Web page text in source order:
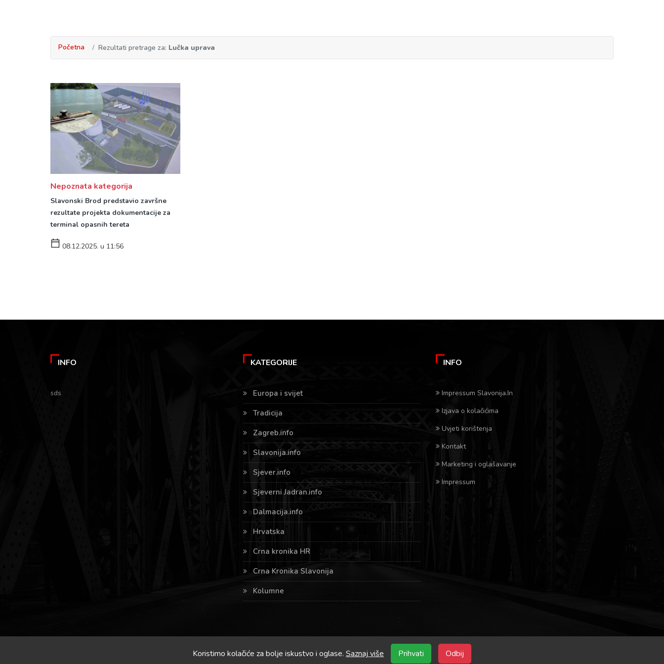
Početna Rezultati pretrage za: Lučka uprava
Nepoznata kategorija
Slavonski Brod predstavio završne
rezultate projekta dokumentacije za
terminal opasnih tereta
08.12.2025. u 11:56
INFO
sds
KATEGORIJE
Europa i svijet
Tradicija
Zagreb.info
Slavonija.info
Sjever.info
Sjeverni Jadran.info
Dalmacija.info
Hrvatska
Crna kronika HR
Crna Kronika Slavonija
Kolumne
INFO
Impressum Slavonija.In
Izjava o kolačićima
Uvjeti korištenja
Kontakt
Marketing i oglašavanje
Impressum
Crona.hr/Slavonija.in © 2026 Sva prava pridrzana.Koristimo kolačiće za bolje iskustvo i oglase. Saznaj više Prihvati Odbij